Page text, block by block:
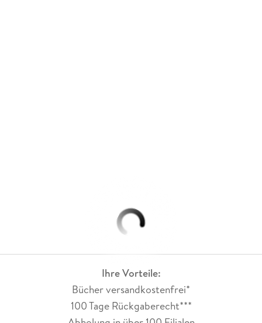
Ihre Vorteile:
Bücher versandkostenfrei*
100 Tage Rückgaberecht***